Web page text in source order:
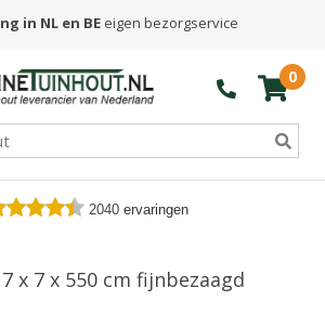
in NL en BE eigen bezorgservice
0
2040 ervaringen
x 7 x 550 cm fijnbezaagd